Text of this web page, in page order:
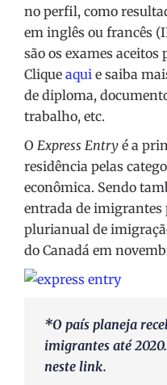
no perfil, como
em inglês ou francês
são os exames
Clique aqui e saiba
de diploma,
trabalho, etc.
O Express Entry é a
residência pelas
econômica. Sendo
entrada de imigrantes
plurianual de
do Canadá em
*O país planeja
imigrantes até
neste link.